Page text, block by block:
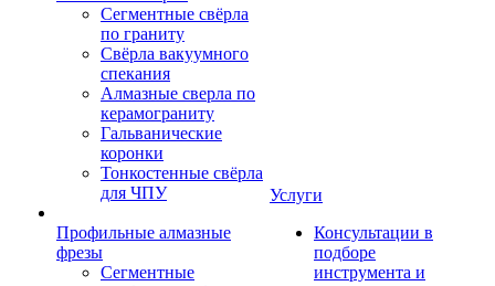
Сегментные свёрла
по граниту
Свёрла вакуумного
спекания
Алмазные сверла по
керамограниту
Гальванические
коронки
Тонкостенные свёрла
для ЧПУ
Профильные алмазные
фрезы
Сегментные
Услуги
Консультации в
подборе
инструмента и